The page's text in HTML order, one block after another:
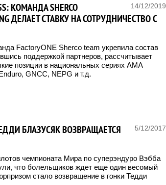
14/12/2019
КОМАНДА SHERCO
ДЕЛАЕТ СТАВКУ НА СОТРУДНИЧЕСТВО С
FactoryONE Sherco team укрепила состав
поддержкой партнеров, рассчитывает
позиции в национальных сериях AMA
GNCC, NEPG и т.д.
5/12/2017
БЛАЗУСЯК ВОЗВРАЩАЕТСЯ
чемпионата Мира по суперэндуро Вэбба
что болельщиков ждет еще один весомый
стало возвращение в гонки Тедди